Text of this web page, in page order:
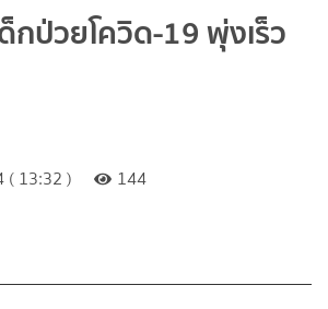
กป่วยโควิด-19 พุ่งเร็ว
( 13:32 )
144